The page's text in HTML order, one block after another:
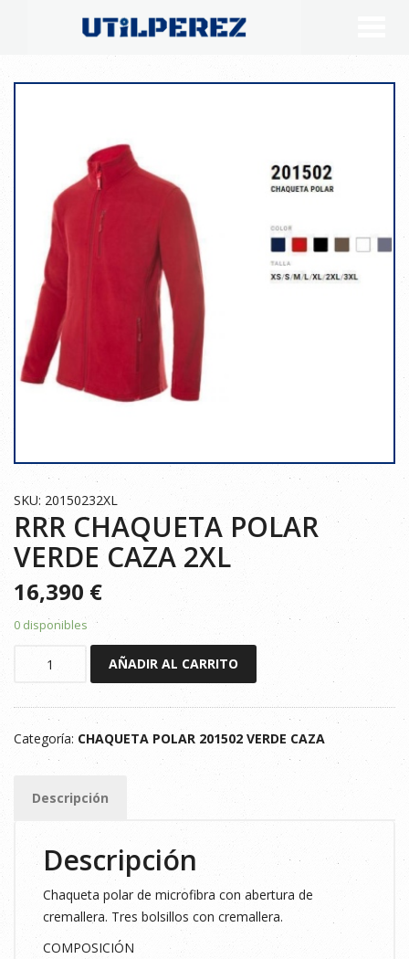
SKU: 20150232XL
RRR CHAQUETA POLAR
VERDE CAZA 2XL
16,390 €
0 disponibles
POLAR
VERDE
CAZA
AÑADIR AL CARRITO
Categoría: CHAQUETA POLAR 201502 VERDE CAZA
Descripción
Descripción
Chaqueta polar de microfibra con abertura de
cremallera. Tres bolsillos con cremallera.
COMPOSICIÓN